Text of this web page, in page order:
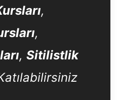
,
,
, Sitilistlik